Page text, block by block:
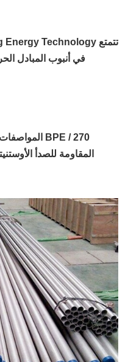
في أنبوب المبادل الحراري
المواصفات
المقاومة للصدأ الأوستنيتي